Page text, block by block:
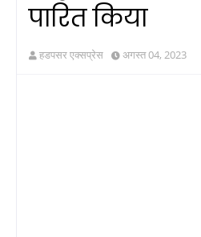
पारित किया
हडपसर एक्सप्रेस अगस्त 04, 2023